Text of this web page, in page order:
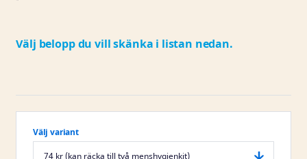
Välj belopp du vill skänka i listan nedan.
Välj variant